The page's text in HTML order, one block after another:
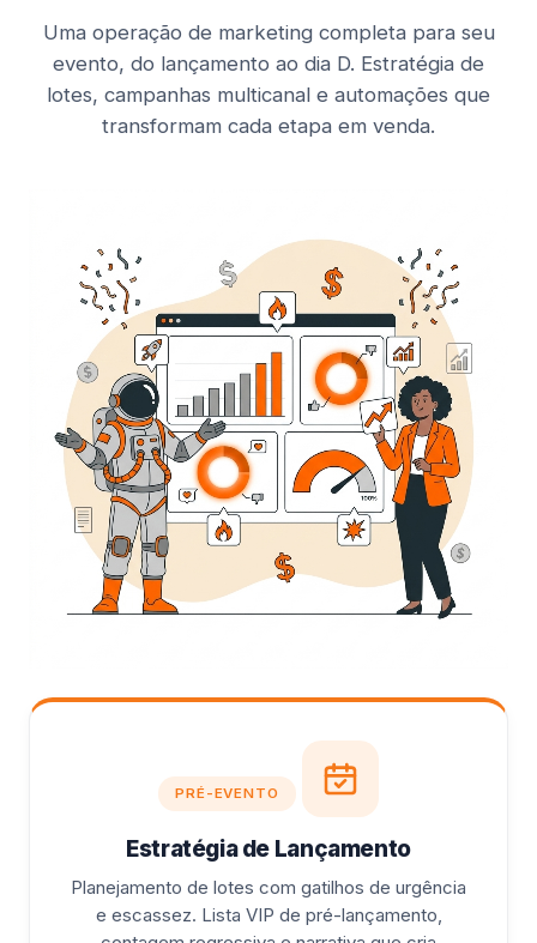
Uma operação de marketing completa para seu
evento, do lançamento ao dia D. Estratégia de
lotes, campanhas multicanal e automações que
transformam cada etapa em venda.
PRÉ-EVENTO
Estratégia de Lançamento
Planejamento de lotes com gatilhos de urgência
e escassez. Lista VIP de pré-lançamento,